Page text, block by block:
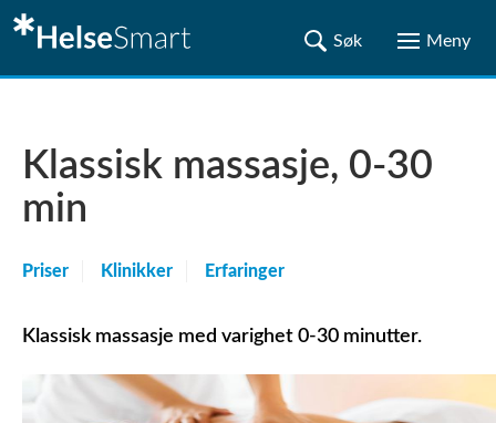
Klassisk massasje, 0-30
min
Priser Klinikker Erfaringer
Klassisk massasje med varighet 0-30 minutter.